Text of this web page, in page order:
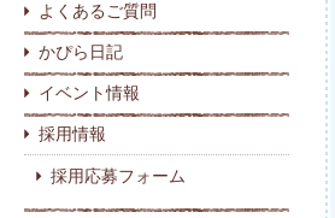
よくあるご質問
かぴら日記
イベント情報
採用情報
採用応募フォーム